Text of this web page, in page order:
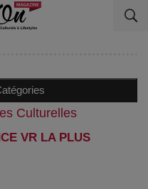
Culturelles
VR LA PLUS